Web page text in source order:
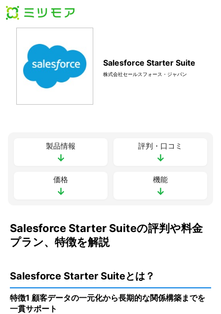
Salesforce Starter Suite
株式会社セールスフォース・ジャパン
製品情報
↓
評判・口コミ
↓
価格
↓
機能
↓
Salesforce Starter Suiteの評判や料金
プラン、特徴を解説
Salesforce Starter Suiteとは？
特徴1 顧客データの一元化から長期的な関係構築までを
一貫サポート